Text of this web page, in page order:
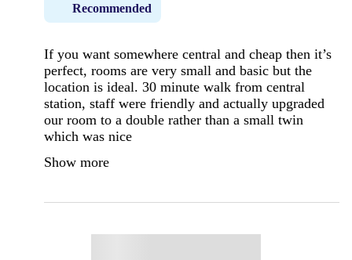
Recommended
If you want somewhere central and cheap then it’s
perfect, rooms are very small and basic but the
location is ideal. 30 minute walk from central
station, staff were friendly and actually upgraded
our room to a double rather than a small twin
which was nice
Show more